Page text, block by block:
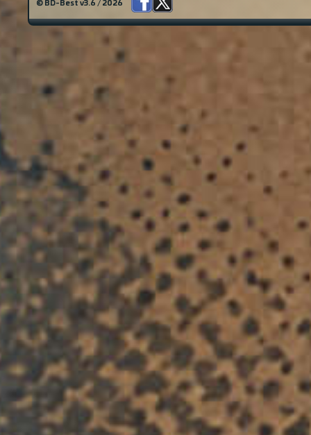
© BD-Best v3.6 / 2026